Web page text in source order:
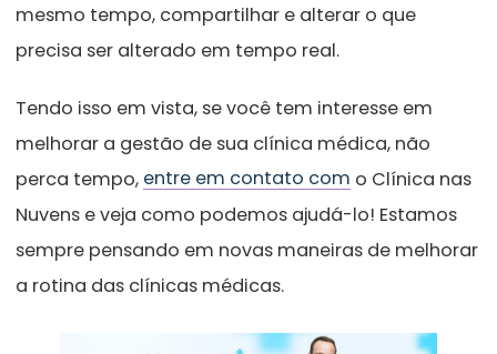
mesmo tempo, compartilhar e alterar o que
precisa ser alterado em tempo real.
Tendo isso em vista, se você tem interesse em
melhorar a gestão de sua clínica médica, não
perca tempo, entre em contato com o Clínica nas
Nuvens e veja como podemos ajudá-lo! Estamos
sempre pensando em novas maneiras de melhorar
a rotina das clínicas médicas.